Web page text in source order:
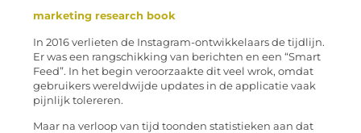
marketing research book
In 2016 verlieten de Instagram-ontwikkelaars de tijdlijn.
Er was een rangschikking van berichten en een “Smart
Feed”. In het begin veroorzaakte dit veel wrok, omdat
gebruikers wereldwijde updates in de applicatie vaak
pijnlijk tolereren.
Maar na verloop van tijd toonden statistieken aan dat